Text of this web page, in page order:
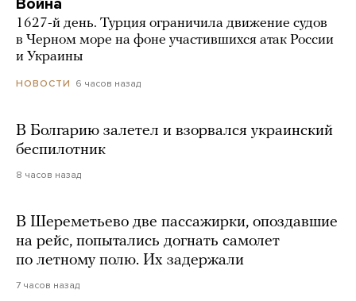
1627-й день. Турция ограничила движение судов
в Черном море на фоне участившихся атак России
и Украины
НОВОСТИ 6 часов назад
В Болгарию залетел и взорвался украинский
беспилотник
8 часов назад
В Шереметьево две пассажирки, опоздавшие
на рейс, попытались догнать самолет
по летному полю. Их задержали
7 часов назад